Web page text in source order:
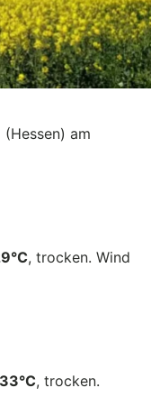
(Hessen) am
, trocken. Wind
33°C, trocken.